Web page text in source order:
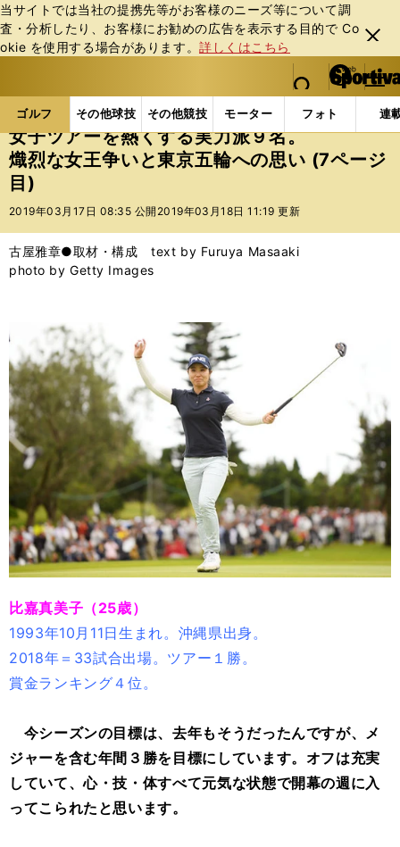
当サイトでは当社の提携先等がお客様のニーズ等について調
査・分析したり、お客様にお勧めの広告を表⽰する⽬的で Co
okie を使⽤する場合があります。詳しくはこちら
閉じ
る
web Sportiva (webスポルティーバ)
検索
マイペ
ー
ジ
メニュ
ゴルフ その他球技 その他競技 モーター フォト 連
ス
ポ
ル
テ
ー
バ
ゴルフの記事一覧 ゴルフ 女子ゴルフ 女子ツア
女子ツアーを熱くする実力派９名。
熾烈な女王争いと東京五輪への思い (7ページ
目)
2019年03月17日 08:35 公開 2019年03月18日 11:19 更新
古屋雅章●取材・構成 text by Furuya Masaaki
photo by Getty Images
比嘉真美子（25歳）
1993年10月11日生まれ。沖縄県出身。
2018年＝33試合出場。ツアー１勝。
賞金ランキング４位。
今シーズンの目標は、去年もそうだったんですが、メ
ジャーを含む年間３勝を目標にしています。オフは充実
していて、心・技・体すべて元気な状態で開幕の週に入
ってこられたと思います。